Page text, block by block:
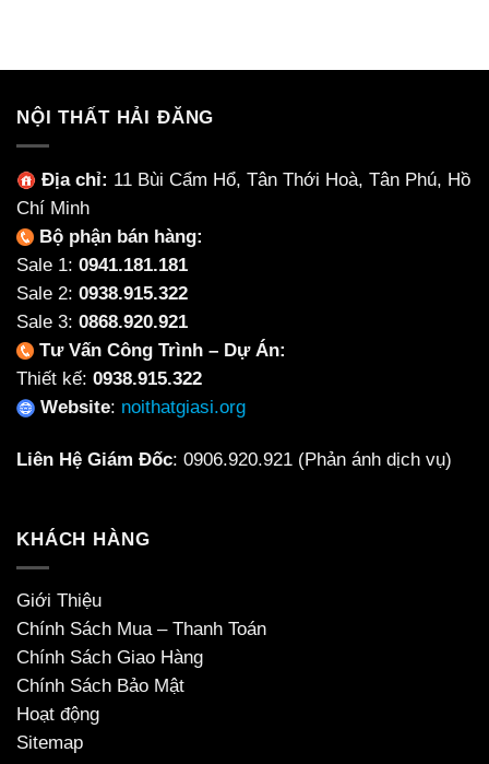
NỘI THẤT HẢI ĐĂNG
Địa chỉ: 11 Bùi Cẩm Hổ, Tân Thới Hoà, Tân Phú, Hồ
Chí Minh
Bộ phận bán hàng:
Sale 1: 0941.181.181
Sale 2: 0938.915.322
Sale 3: 0868.920.921
Tư Vấn Công Trình – Dự Án:
Thiết kế: 0938.915.322
Website: noithatgiasi.org
Liên Hệ Giám Đốc: 0906.920.921 (Phản ánh dịch vụ)
KHÁCH HÀNG
Giới Thiệu
Chính Sách Mua – Thanh Toán
Chính Sách Giao Hàng
Chính Sách Bảo Mật
Hoạt động
Sitemap